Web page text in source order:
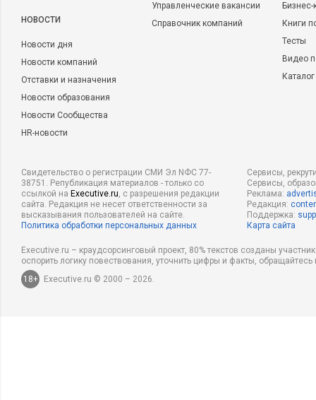
НОВОСТИ
Новости дня
Новости компаний
Отставки и назначения
Новости образования
Новости Сообщества
HR-новости
Управленческие вакансии
Справочник компаний
Книги
Тесты
Видео
Свидетельство о регистрации СМИ Эл NФС 77-
38751. Републикация материалов - только со
ссылкой на Executive.ru, с разрешения редакции
сайта. Редакция не несет ответственности за
высказывания пользователей на сайте.
Политика обработки персональных данных
Сервисы,
Сервисы,
Реклама:
Редакция:
Поддержка:
Карта сайта
Executive.ru – краудсорсинговый проект, 80% текстов созданы
оспорить логику повествования, уточнить цифры и факты,
18+
Executive.ru © 2000 – 2026.